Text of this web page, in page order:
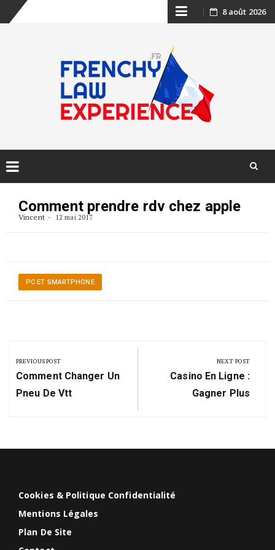
Skip
content
8 août 2026
content
Comment prendre rdv chez apple
Vincent 12 mai 2017
PC ET SMARTPHONE
de
l’article
PREVIOUS POST
Previous
Post:
Comment Changer Un
Pneu De Vtt
NEXT POST
Next
Post:
Casino En Ligne :
Gagner Plus
Cookies & Politique Confidentialité
Mentions Légales
Plan De Site